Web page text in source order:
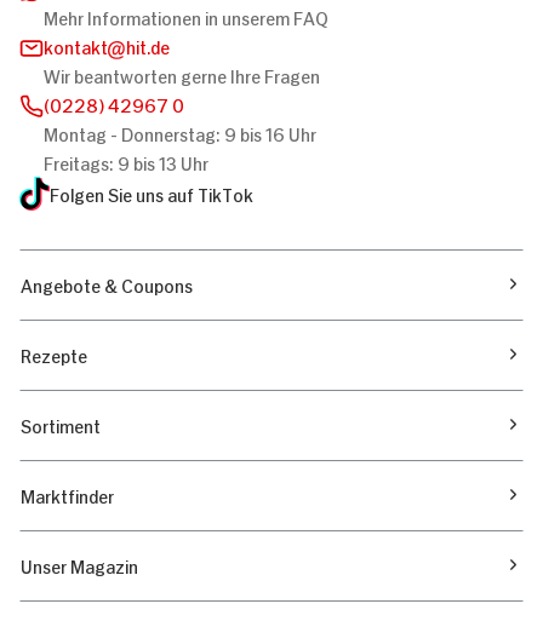
Mehr Informationen in unserem FAQ
kontakt
hit.de
Wir beantworten gerne Ihre Fragen
(0228) 42967 0
Montag - Donnerstag: 9 bis 16 Uhr
Freitags: 9 bis 13 Uhr
Folgen Sie uns auf TikTok
Angebote & Coupons
Rezepte
Sortiment
Marktfinder
Unser Magazin